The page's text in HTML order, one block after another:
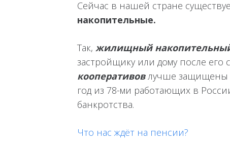
Сейчас в нашей стране
накопительные.
Так, жилищный
застройщику или дому после
кооперативовлучше защищены
год из 78-ми работающих в
банкротства.
Что нас ждёт на пенсии?